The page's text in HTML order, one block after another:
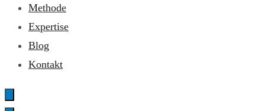
Methode
Expertise
Blog
Kontakt